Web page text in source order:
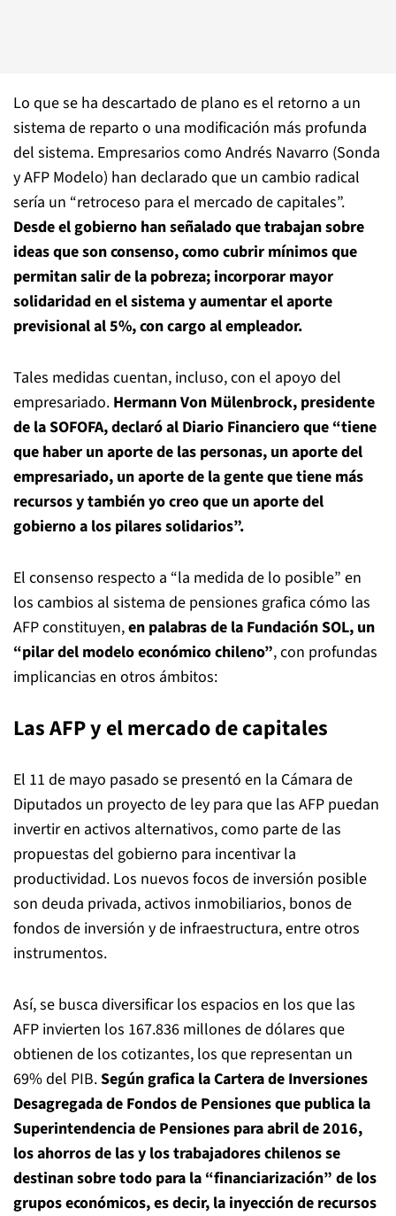
Lo que se ha descartado de plano es el retorno a un
sistema de reparto o una modificación más profunda
del sistema. Empresarios como Andrés Navarro (Sonda
y AFP Modelo) han declarado que un cambio radical
sería un “retroceso para el mercado de capitales”.
Desde el gobierno han señalado que trabajan sobre
ideas que son consenso, como cubrir mínimos que
permitan salir de la pobreza; incorporar mayor
solidaridad en el sistema y aumentar el aporte
previsional al 5%, con cargo al empleador.
Tales medidas cuentan, incluso, con el apoyo del
empresariado. Hermann Von Mülenbrock, presidente
de la SOFOFA, declaró al Diario Financiero que “tiene
que haber un aporte de las personas, un aporte del
empresariado, un aporte de la gente que tiene más
recursos y también yo creo que un aporte del
gobierno a los pilares solidarios”.
El consenso respecto a “la medida de lo posible” en
los cambios al sistema de pensiones grafica cómo las
AFP constituyen,en palabras de la Fundación SOL, un
“pilar del modelo económico chileno”, con profundas
implicancias en otros ámbitos:
Las AFP y el mercado de capitales
El 11 de mayo pasado se presentó en la Cámara de
Diputados un proyecto de ley para que las AFP puedan
invertir en activos alternativos, como parte de las
propuestas del gobierno para incentivar la
productividad. Los nuevos focos de inversión posible
son deuda privada, activos inmobiliarios, bonos de
fondos de inversión y de infraestructura, entre otros
instrumentos.
Así, se busca diversificar los espacios en los que las
AFP invierten los 167.836 millones de dólares que
obtienen de los cotizantes, los que representan un
69% del PIB.Según grafica la Cartera de Inversiones
Desagregada de Fondos de Pensiones que publica la
Superintendencia de Pensiones para abril de 2016,
los ahorros de las y los trabajadores chilenos se
destinan sobre todo para la “financiarización” de los
grupos económicos, es decir, la inyección de recursos